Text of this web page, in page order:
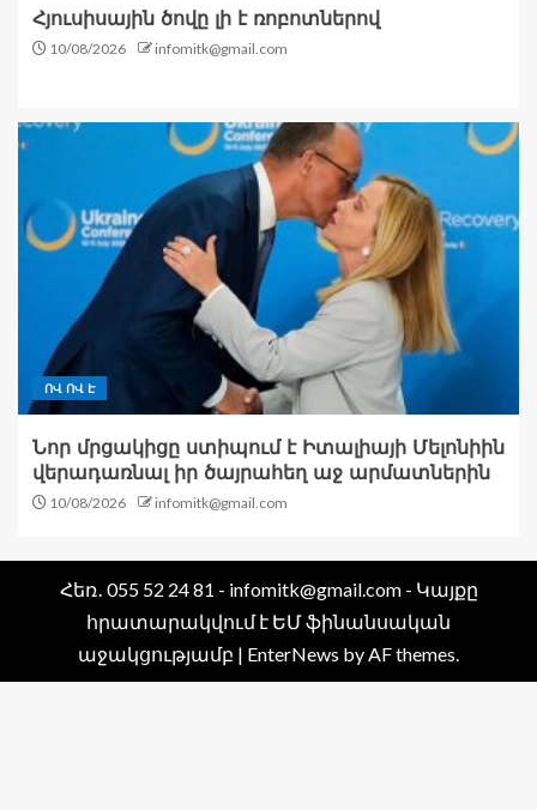
Հյուսիսային ծովը լի է ռոբոտներով
10/08/2026 infomitk@gmail.com
ՈՎ ՈՎ Է
Նոր մրցակիցը ստիպում է Իտալիայի Մելոնիին
վերադառնալ իր ծայրահեղ աջ արմատներին
10/08/2026 infomitk@gmail.com
Հեռ․ 055 52 24 81 - infomitk@gmail.com - Կայքը
հրատարակվում է ԵՄ ֆինանսական
աջակցությամբ | EnterNews by AF themes.